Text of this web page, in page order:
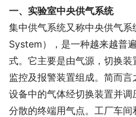
一、实验室中央供气系统
集中供气系统又称中央供气
System），是一种越来越普
式。它主要是由气源，切换装
监控及报警装置组成。简而
设备中的气体经切换装置并
分散的终端用气点。工厂车